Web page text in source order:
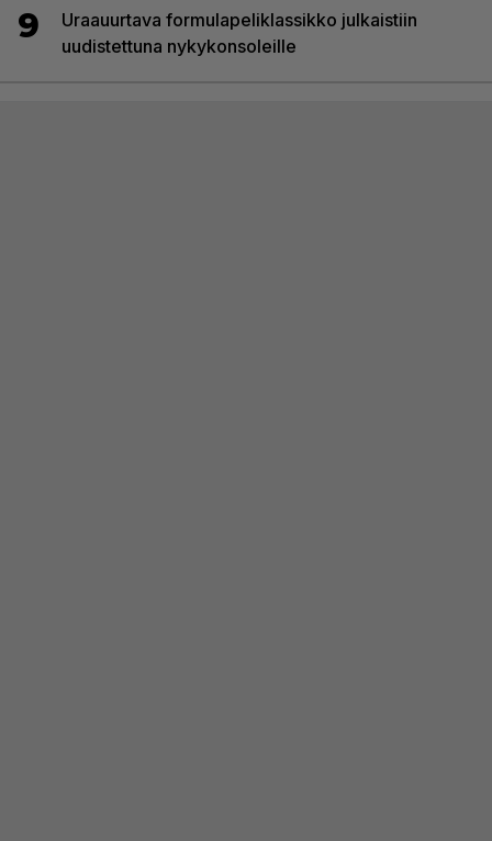
9
Uraauurtava formulapeliklassikko julkaistiin
uudistettuna nykykonsoleille